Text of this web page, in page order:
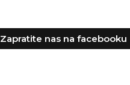
Zapratite nas na facebooku